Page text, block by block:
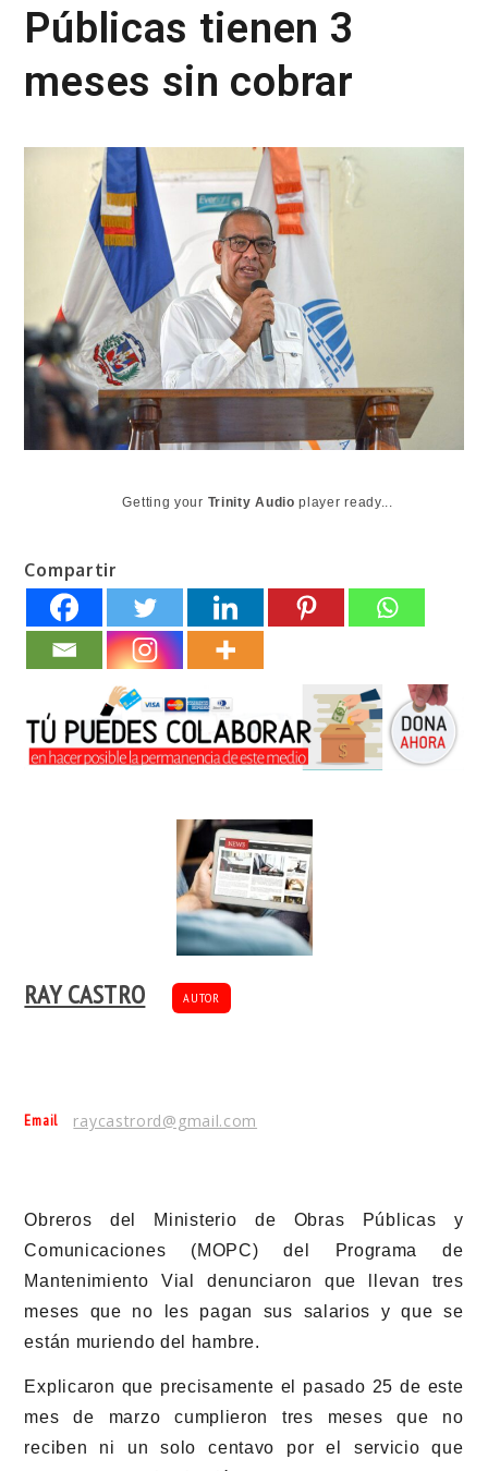
Públicas tienen 3
meses sin cobrar
Getting your Trinity Audio player ready...
Compartir
RAY CASTRO AUTOR
Email raycastrord@gmail.com
Obreros del Ministerio de Obras Públicas y
Comunicaciones (MOPC) del Programa de
Mantenimiento Vial denunciaron que llevan tres
meses que no les pagan sus salarios y que se
están muriendo del hambre.
Explicaron que precisamente el pasado 25 de este
mes de marzo cumplieron tres meses que no
reciben ni un solo centavo por el servicio que